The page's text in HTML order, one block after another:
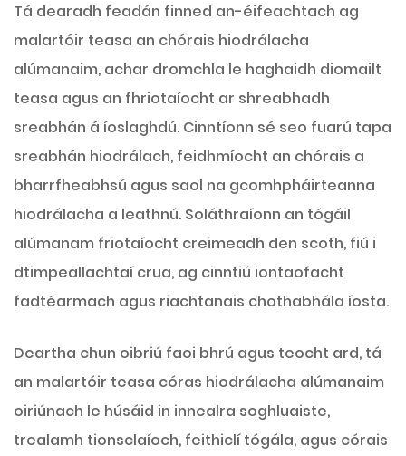
Tá dearadh feadán finned an-éifeachtach ag
malartóir teasa an chórais hiodrálacha
alúmanaim, achar dromchla le haghaidh diomailt
teasa agus an fhriotaíocht ar shreabhadh
sreabhán á íoslaghdú. Cinntíonn sé seo fuarú tapa
sreabhán hiodrálach, feidhmíocht an chórais a
bharrfheabhsú agus saol na gcomhpháirteanna
hiodrálacha a leathnú. Soláthraíonn an tógáil
alúmanam friotaíocht creimeadh den scoth, fiú i
dtimpeallachtaí crua, ag cinntiú iontaofacht
fadtéarmach agus riachtanais chothabhála íosta.
Deartha chun oibriú faoi bhrú agus teocht ard, tá
an malartóir teasa córas hiodrálacha alúmanaim
oiriúnach le húsáid in innealra soghluaiste,
trealamh tionsclaíoch, feithiclí tógála, agus córais